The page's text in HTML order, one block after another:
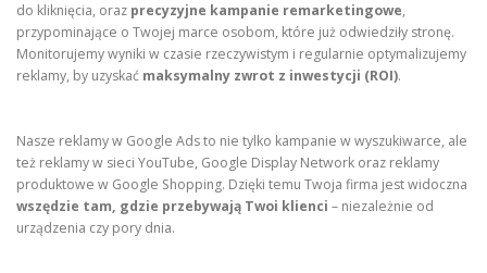
do kliknięcia, oraz precyzyjne kampanie remarketingowe,
przypominające o Twojej marce osobom, które już odwiedziły stronę.
Monitorujemy wyniki w czasie rzeczywistym i regularnie optymalizujemy
reklamy, by uzyskać maksymalny zwrot z inwestycji (ROI).
Nasze reklamy w Google Ads to nie tylko kampanie w wyszukiwarce, ale
też reklamy w sieci YouTube, Google Display Network oraz reklamy
produktowe w Google Shopping. Dzięki temu Twoja firma jest widoczna
wszędzie tam, gdzie przebywają Twoi klienci – niezależnie od
urządzenia czy pory dnia.